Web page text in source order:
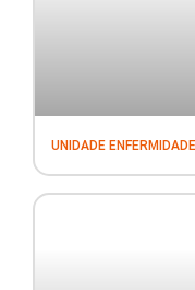
UNIDADE